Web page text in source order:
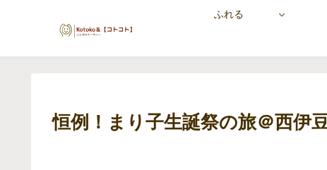
ふれる
恒例！まり子生誕祭の旅＠西伊